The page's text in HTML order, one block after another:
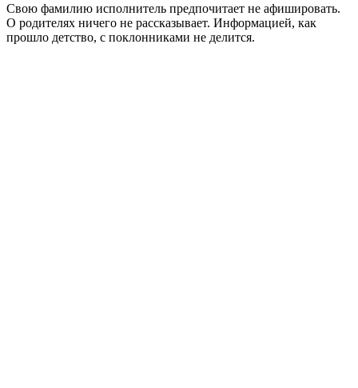
Свою фамилию исполнитель предпочитает не афишировать.
О родителях ничего не рассказывает. Информацией, как
прошло детство, с поклонниками не делится.